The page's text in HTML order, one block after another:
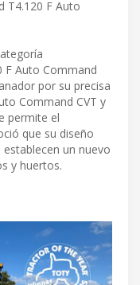
T4.120 F Auto
F Auto Command
por su precisa
Command CVT y
permite el
que su diseño
un nuevo
y huertos.